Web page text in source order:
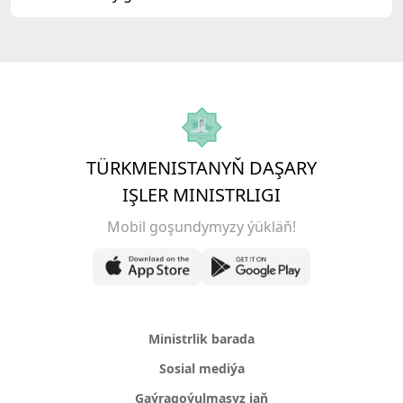
TÜRKMENISTANYŇ DAŞARY
IŞLER MINISTRLIGI
Mobil goşundymyzy ýükläň!
Ministrlik barada
Sosial mediýa
Gaýragoýulmasyz jaň